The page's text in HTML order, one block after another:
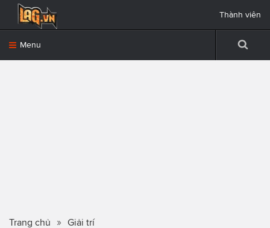
Menu
Thành viên
Trang chủ Giải trí